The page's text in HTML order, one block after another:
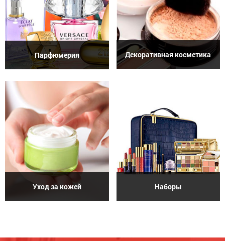
Парфюмерия Декоративная косметика
Уход за кожей Наборы